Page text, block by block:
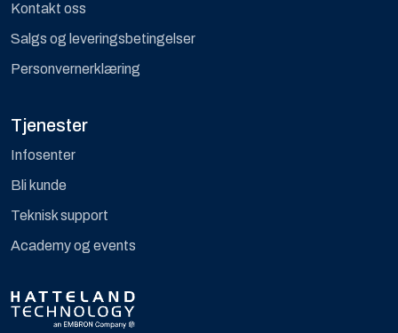
Kontakt oss
Salgs og leveringsbetingelser
Personvernerklæring
Tjenester
Infosenter
Bli kunde
Teknisk support
Academy og events